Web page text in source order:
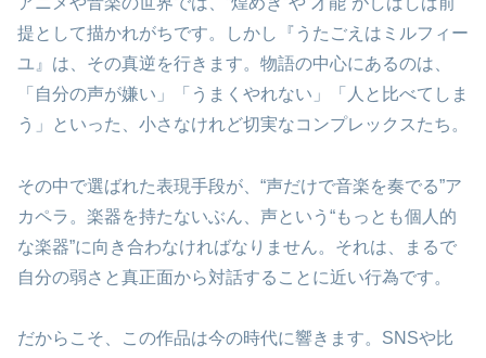
提として描かれがちです。しかし『うたごえはミルフィー
ユ』は、その真逆を行きます。物語の中心にあるのは、
「自分の声が嫌い」「うまくやれない」「人と比べてしま
う」といった、小さなけれど切実なコンプレックスたち。
その中で選ばれた表現手段が、“声だけで音楽を奏でる”ア
カペラ。楽器を持たないぶん、声という“もっとも個人的
な楽器”に向き合わなければなりません。それは、まるで
自分の弱さと真正面から対話することに近い行為です。
だからこそ、この作品は今の時代に響きます。SNSや比